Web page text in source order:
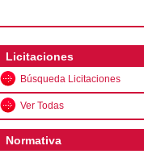
Licitaciones
Búsqueda Licitaciones
Ver Todas
Normativa